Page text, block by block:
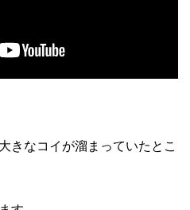
きなコイが溜まっていたとこ